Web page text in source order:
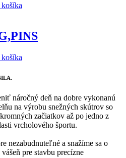
náročný deň na dobre vykonanú
na výrobu snežných skútrov so
začiatkov až po jedno z
vrcholového športu.
nezabudnuteľné a snažíme sa o
pre stavbu precízne